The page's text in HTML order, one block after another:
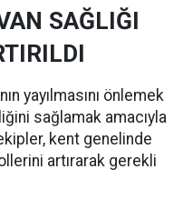
SAĞLIĞI
yayılmasını önlemek
sağlamak amacıyla
kent genelinde
artırarak gerekli